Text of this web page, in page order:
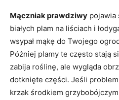
Mączniak prawdziwy pojawia
białych plam na liściach i
wsypał mąkę do Twojego
Później plamy te często stają
zabija roślinę, ale wygląda
dotknięte części. Jeśli
krzak środkiem